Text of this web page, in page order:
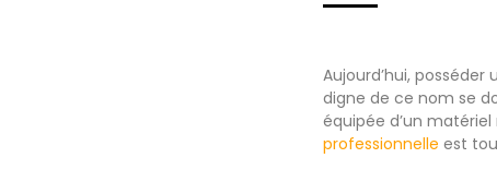
Aujourd’hui,
digne de ce nom se
équipée d’un
professionnelle est